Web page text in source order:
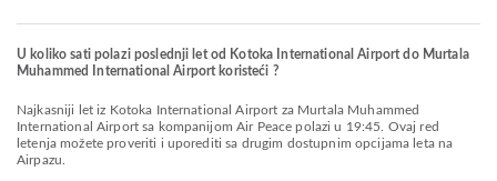
U koliko sati polazi poslednji let od Kotoka International Airport do Murtala
Muhammed International Airport koristeći ?
Najkasniji let iz Kotoka International Airport za Murtala Muhammed
International Airport sa kompanijom Air Peace polazi u 19:45. Ovaj red
letenja možete proveriti i uporediti sa drugim dostupnim opcijama leta na
Airpazu.